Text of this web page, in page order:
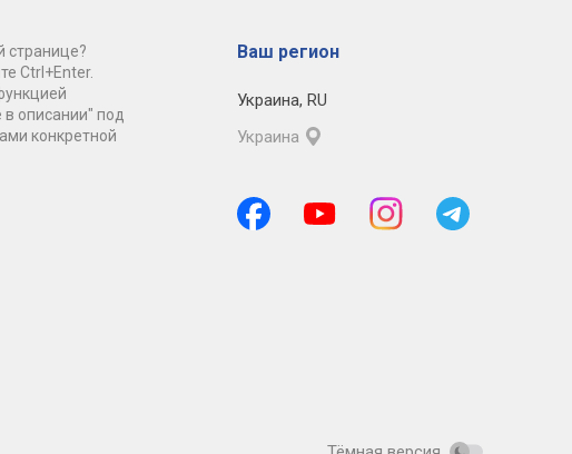
странице?
Ctrl+Enter.
описании" под
конкретной
Ваш регион
Украина, RU
Украина